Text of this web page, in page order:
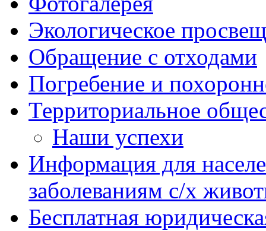
Экологическое
Обращение с отходами
Погребение и
Территориальное
Наши успехи
Информация для
заболеваниям с/х
Бесплатная